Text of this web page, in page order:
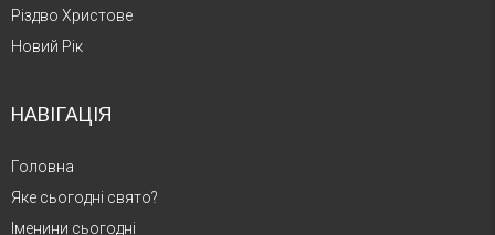
Різдво Христове
Новий Рік
НАВІГАЦІЯ
Головна
Яке сьогодні свято?
Іменини сьогодні